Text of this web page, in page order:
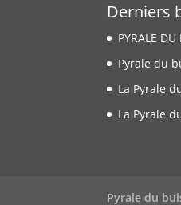
Derniers
PYRALE
Pyrale du
La Pyrale
La Pyrale
Pyrale du